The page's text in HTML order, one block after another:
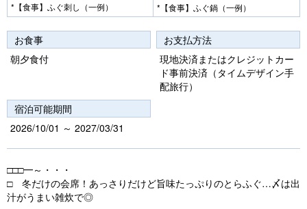
*【食事】ふぐ刺し（一例） *【食事】ふぐ鍋（一例）
お食事
朝夕食付
お支払方法
現地決済またはクレジットカー
ド事前決済（タイムデザイン手
配旅行）
宿泊可能期間
2026/10/01 ～ 2027/03/31
□□□━～・・・
□ 冬だけの会席！あっさりだけど旨味たっぷりのとらふぐ…〆は出
汁がうまい雑炊で◎